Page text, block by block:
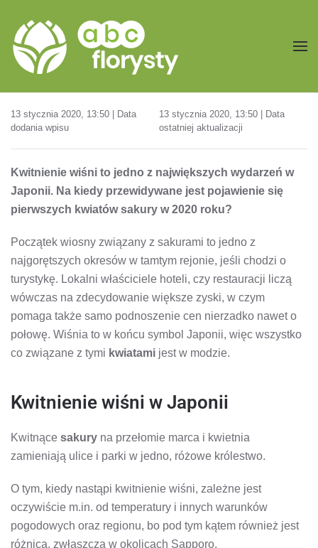
Przejdź do treści głównej
13 stycznia 2020, 13:50 | Data
dodania wpisu
13 stycznia 2020, 13:50 | Data
ostatniej aktualizacji
Kwitnienie wiśni to jedno z największych wydarzeń w
Japonii. Na kiedy przewidywane jest pojawienie się
pierwszych kwiatów sakury w 2020 roku?
Początek wiosny związany z sakurami to jedno z
najgorętszych okresów w tamtym rejonie, jeśli chodzi o
turystykę. Lokalni właściciele hoteli, czy restauracji liczą
wówczas na zdecydowanie większe zyski, w czym
pomaga także samo podnoszenie cen nierzadko nawet o
połowę. Wiśnia to w końcu symbol Japonii, więc wszystko
co związane z tymi kwiatami jest w modzie.
Kwitnienie wiśni w Japonii
Kwitnące sakury na przełomie marca i kwietnia
zamieniają ulice i parki w jedno, różowe królestwo.
O tym, kiedy nastąpi kwitnienie wiśni, zależne jest
oczywiście m.in. od temperatury i innych warunków
pogodowych oraz regionu, bo pod tym kątem również jest
różnica, zwłaszcza w okolicach Sapporo.